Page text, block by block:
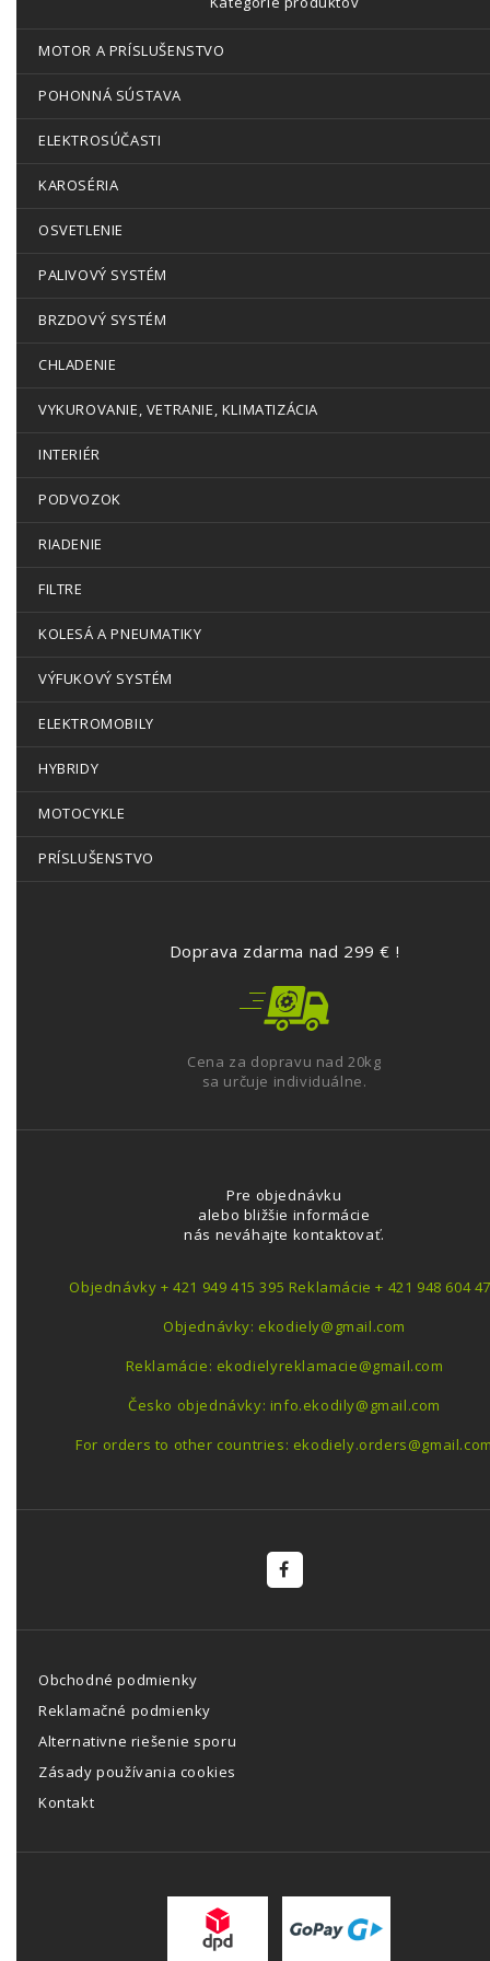
MOTOR A PRÍSLUŠENSTVO
POHONNÁ SÚSTAVA
ELEKTROSÚČASTI
KAROSÉRIA
OSVETLENIE
PALIVOVÝ SYSTÉM
BRZDOVÝ SYSTÉM
CHLADENIE
VYKUROVANIE, VETRANIE, KLIMATIZÁCIA
INTERIÉR
PODVOZOK
RIADENIE
FILTRE
KOLESÁ A PNEUMATIKY
VÝFUKOVÝ SYSTÉM
ELEKTROMOBILY
HYBRIDY
MOTOCYKLE
PRÍSLUŠENSTVO
Doprava zdarma nad 299 € !
Cena za dopravu nad 20kg
sa určuje individuálne.
Pre objednávku
alebo bližšie informácie
nás neváhajte kontaktovať.
Objednávky + 421 949 415 395 Reklamácie + 421 948 604
Objednávky: ekodiely@gmail.com
Reklamácie: ekodielyreklamacie@gmail.com
Česko objednávky: info.ekodily@gmail.com
For orders to other countries:
Obchodné podmienky
Reklamačné podmienky
Alternativne riešenie sporu
Zásady používania cookies
Kontakt